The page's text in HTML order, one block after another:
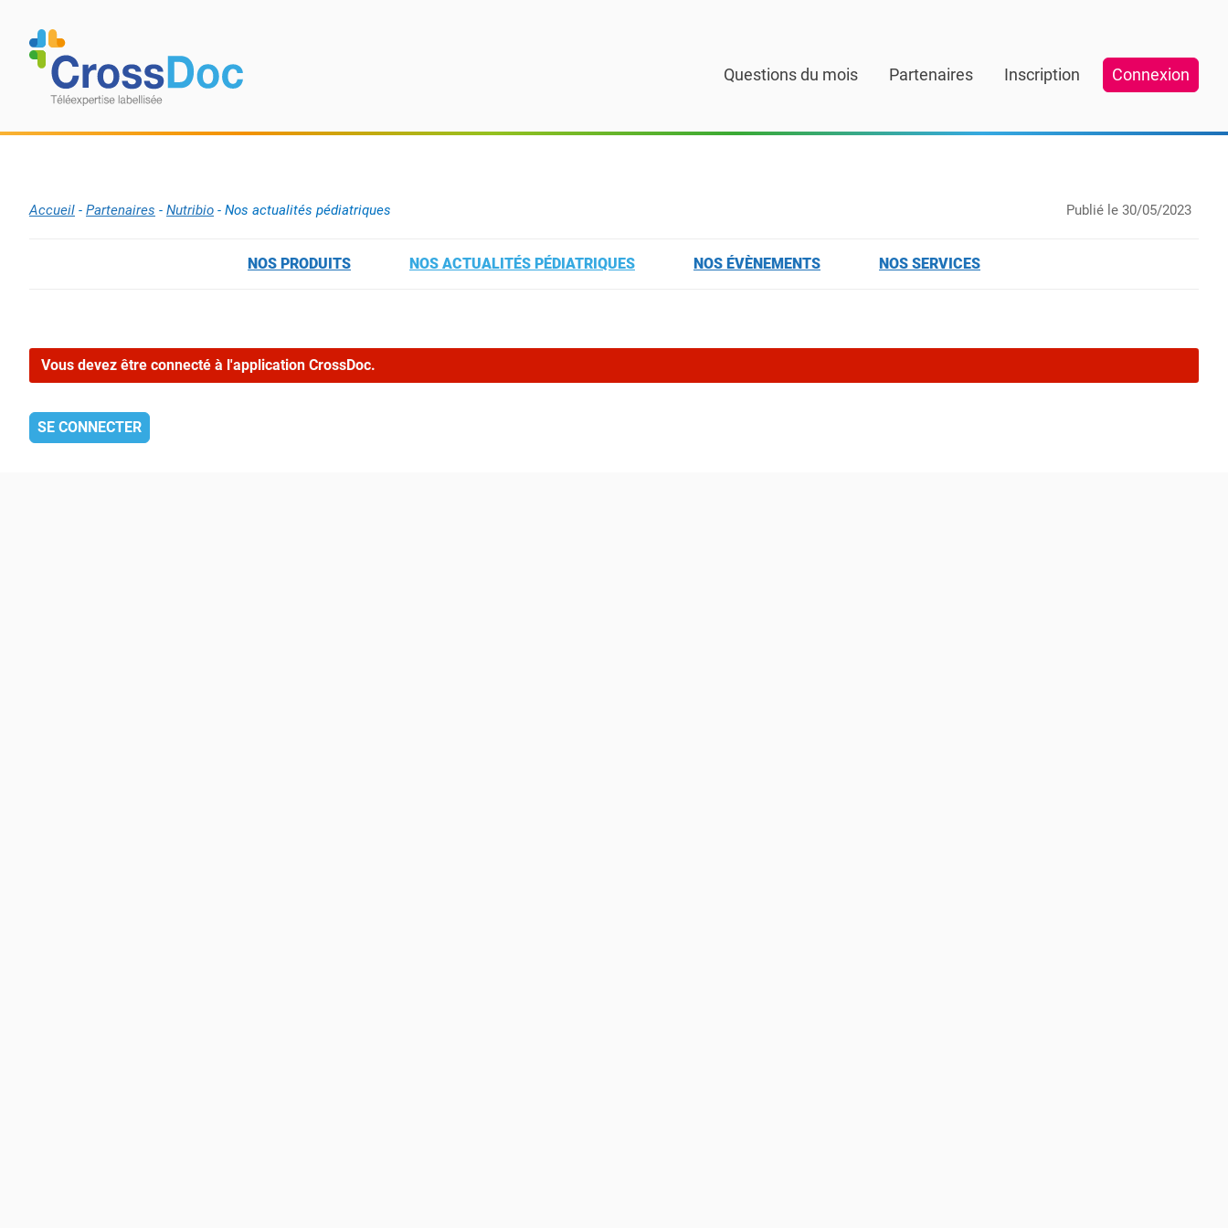
Questions du mois Partenaires Inscription Connexion
Accueil - Partenaires - Nutribio - Nos actualités pédiatriques Publié le 30/05/2023
NOS PRODUITS NOS ACTUALITÉS PÉDIATRIQUES NOS ÉVÈNEMENTS NOS SERVICES
Vous devez être connecté à l'application CrossDoc.
SE CONNECTER